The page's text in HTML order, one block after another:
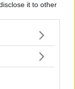
it to other
more Google
may click to
below Google